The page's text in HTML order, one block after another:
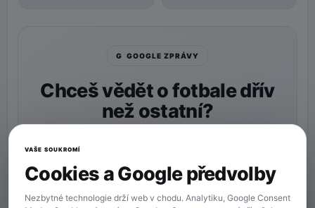
G GOOGLE ZPRÁVY
Chceš vědět o fotbale dřív
než ostatní?
Více zpráv na Googlu
VAŠE SOUKROMÍ
Cookies a Google předvolby
Nezbytné technologie drží web v chodu. Analytiku, Google Consent